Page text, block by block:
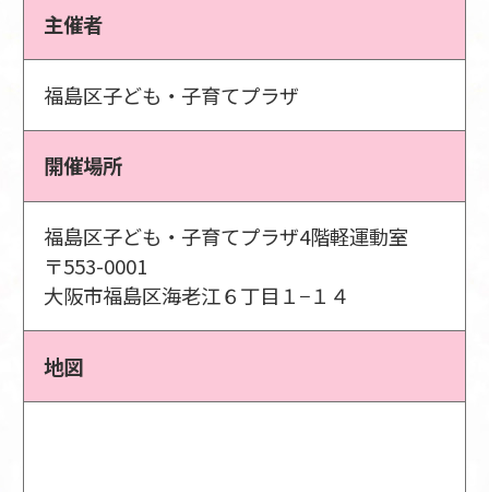
主催者
福島区子ども・子育てプラザ
開催場所
福島区子ども・子育てプラザ4階軽運動室
〒553-0001
大阪市福島区海老江６丁目１−１４
地図